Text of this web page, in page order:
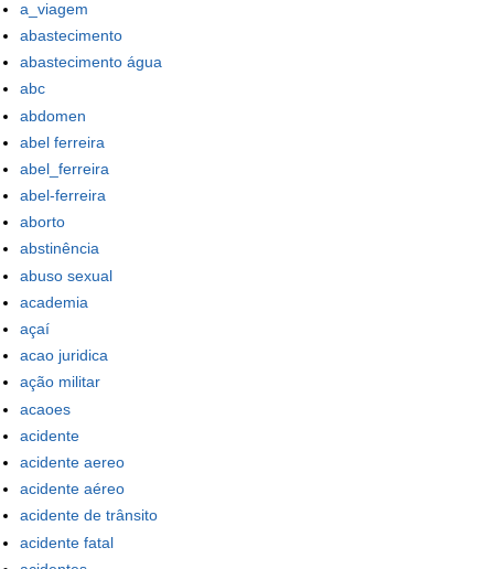
a_viagem
abastecimento
abastecimento água
abc
abdomen
abel ferreira
abel_ferreira
abel-ferreira
aborto
abstinência
abuso sexual
academia
açaí
acao juridica
ação militar
acaoes
acidente
acidente aereo
acidente aéreo
acidente de trânsito
acidente fatal